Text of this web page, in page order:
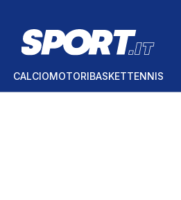
CALCIOMOTORIBASKETTENNIS